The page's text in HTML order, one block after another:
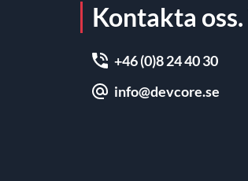
Kontakta
+46 (0)8 24 40 30
info@devcore.se